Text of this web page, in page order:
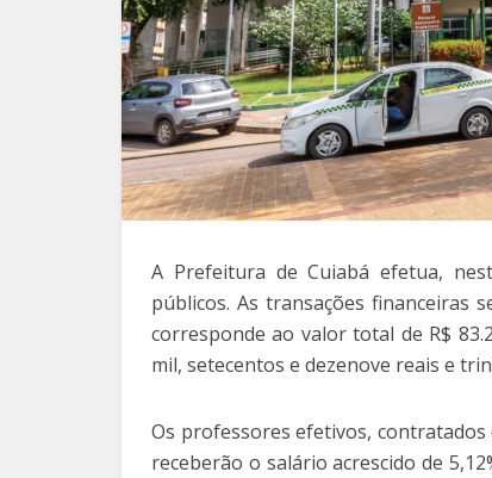
A Prefeitura de Cuiabá efetua,
públicos. As transações financeiras
corresponde ao valor total de R$
mil, setecentos e dezenove reais e
Os professores efetivos, contratados
receberão o salário acrescido de